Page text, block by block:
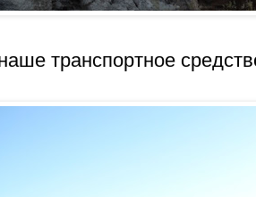
транспортное